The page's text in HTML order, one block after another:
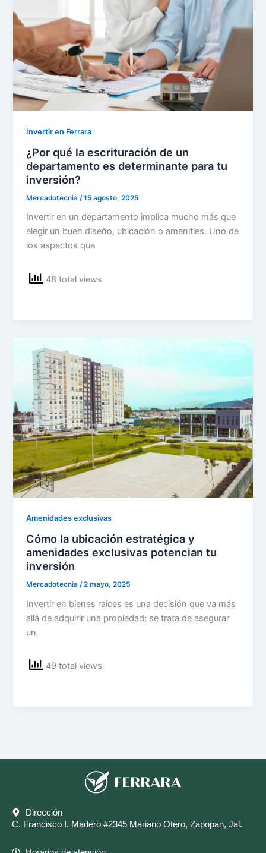
Invertir en Ferrara
¿Por qué la escrituración de un
departamento es determinante para tu
inversión?
Mercadotecnia /15 agosto, 2025
Invertir en un departamento implica mucho más que
elegir un buen diseño, ubicación o amenities. Uno de
los aspectos que
48 total views
Amenidades exclusivas
Cómo la ubicación estratégica y
amenidades exclusivas potencian tu
inversión
Mercadotecnia /2 mayo, 2025
Invertir en bienes raíces es una decisión que va más
allá de adquirir una propiedad; se trata de asegurar
un
49 total views
Dirección
C. Francisco I. Madero #2345 Mariano Otero, Zapopan, Jal.